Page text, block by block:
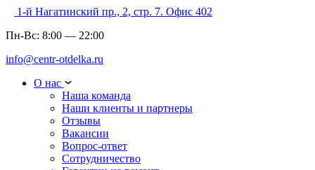
1-й Нагатинский пр., 2, стр. 7. Офис 402
Пн-Вс: 8:00 — 22:00
info@centr-otdelka.ru
О нас
Наша команда
Наши клиенты и партнеры
Отзывы
Вакансии
Вопрос-ответ
Сотрудничество